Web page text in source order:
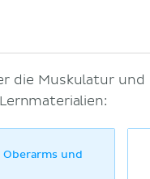
die Muskulatur
Oberarms und